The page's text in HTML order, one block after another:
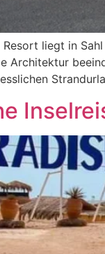
liegt in
Architektur